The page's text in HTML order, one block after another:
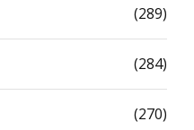
(289)
(284)
(270)